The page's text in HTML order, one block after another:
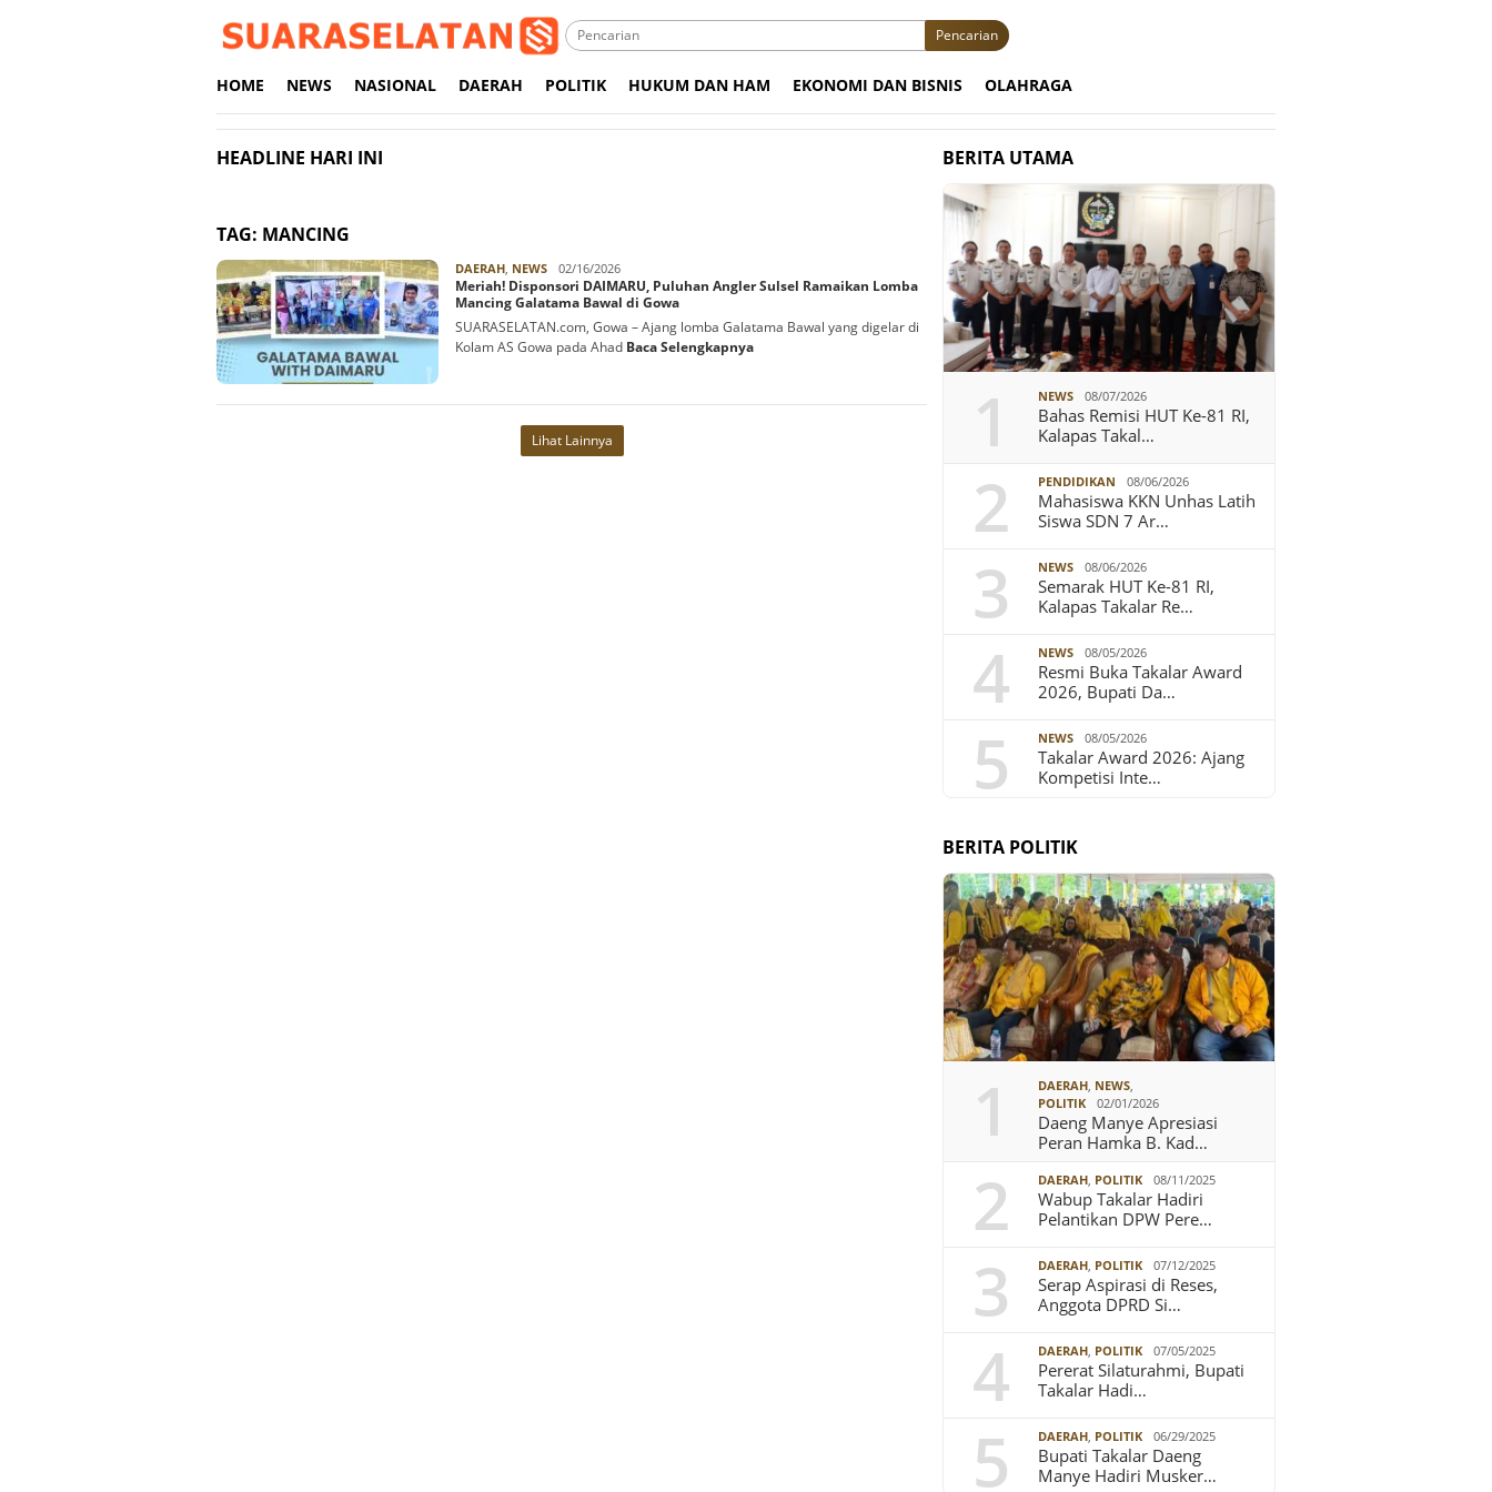
Pencarian
HOME NEWS NASIONAL DAERAH POLITIK HUKUM DAN HAM EKONOMI DAN BISNIS OLAHRAGA
HEADLINE HARI INI
TAG: MANCING
DAERAH, NEWSRabbani
02/16/2026
Meriah! Disponsori DAIMARU, Puluhan Angler Sulsel Ramaikan Lomba
Mancing Galatama Bawal di Gowa
SUARASELATAN.com, Gowa – Ajang lomba Galatama Bawal yang digelar di
Kolam AS Gowa pada Ahad Baca Selengkapnya
Lihat Lainnya
BERITA UTAMA
1 NEWS 08/07/2026
Bahas Remisi HUT Ke-81 RI,
Kalapas Takal…
2 PENDIDIKAN 08/06/2026
Mahasiswa KKN Unhas Latih
Siswa SDN 7 Ar…
3 NEWS 08/06/2026
Semarak HUT Ke-81 RI,
Kalapas Takalar Re…
4 NEWS 08/05/2026
Resmi Buka Takalar Award
2026, Bupati Da…
5 NEWS 08/05/2026
Takalar Award 2026: Ajang
Kompetisi Inte…
BERITA POLITIK
1 DAERAH, NEWS,
POLITIK
02/01/2026
Daeng Manye Apresiasi
Peran Hamka B. Kad…
2 DAERAH, POLITIK 08/11/2025
Wabup Takalar Hadiri
Pelantikan DPW Pere…
3 DAERAH, POLITIK 07/12/2025
Serap Aspirasi di Reses,
Anggota DPRD Si…
4 DAERAH, POLITIK 07/05/2025
Pererat Silaturahmi, Bupati
Takalar Hadi…
5 DAERAH, POLITIK 06/29/2025
Bupati Takalar Daeng
Manye Hadiri Musker…